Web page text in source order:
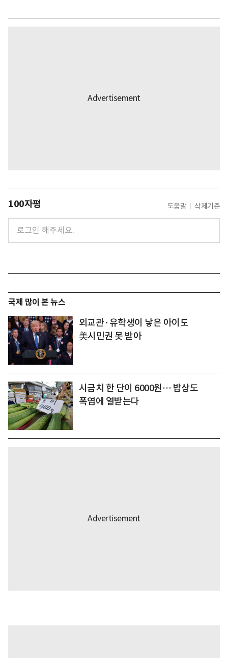
100자평 도움말 삭제기준
국제 많이 본 뉴스
외교관·유학생이 낳은 아이도
美시민권 못 받아
시금치 한 단이 6000원… 밥상도
폭염에 열받는다